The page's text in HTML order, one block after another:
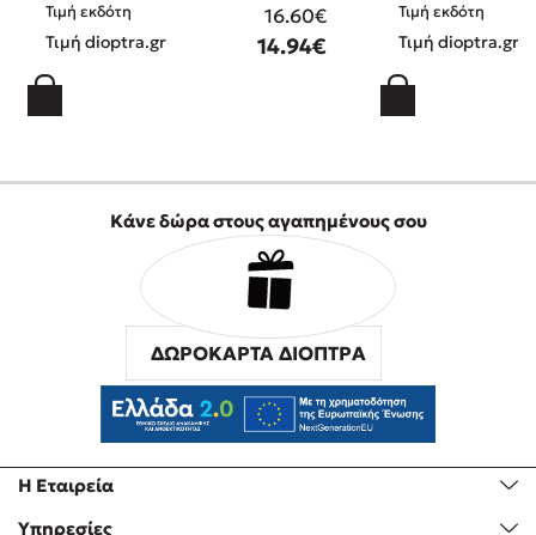
Τιμή εκδότη 16.60€
Τιμή dioptra.gr 14.94€
Τιμή εκδότη
Τιμή dioptra.gr
Η Εταιρεία
Υπηρεσίες
Κάνε δώρα στους αγαπημένους σου
ΔΩΡΟΚΑΡΤΑ ΔΙΟΠΤΡΑ